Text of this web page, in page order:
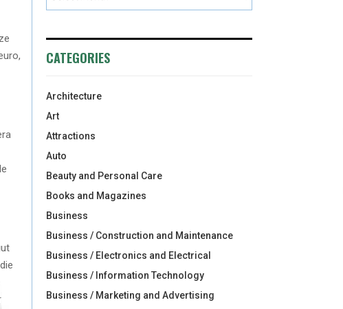
CATEGORIES
Architecture
Art
Attractions
Auto
Beauty and Personal Care
Books and Magazines
Business
Business / Construction and Maintenance
Business / Electronics and Electrical
Business / Information Technology
Business / Marketing and Advertising